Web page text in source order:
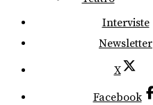
Interviste
Newsletter
X
Facebook